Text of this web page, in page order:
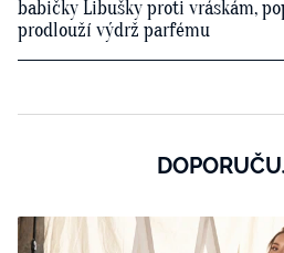
babičky Libušky proti vráskám,
prodlouží výdrž parfému